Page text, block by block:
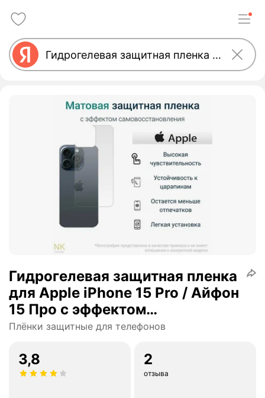
Гидрогелевая защитная пленка
для Apple iPhone 15 Pro / Айфон
15 Про с эффектом
самовосстановления (на
Плёнки защитные для телефонов
3,8 2
отзыва